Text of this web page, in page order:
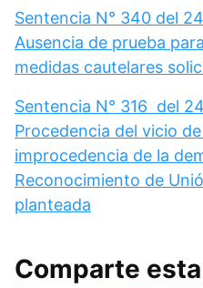
Sentencia N° 340 del
Ausencia de prueba
medidas cautelares
Sentencia N° 316 del
Procedencia del vicio
improcedencia de la
Reconocimiento de
planteada
Comparte